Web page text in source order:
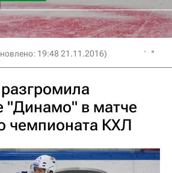
19:48 21.11.2016)
"Динамо" в матче
чемпионата КХЛ